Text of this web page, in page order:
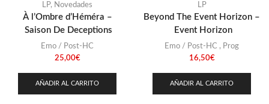
LP, Novedades
À l’Ombre d’Héméra –
Saison De Deceptions
Emo / Post-HC
25,00€
AÑADIR AL CARRITO
LP
Beyond The Event Horizon –
Event Horizon
Emo / Post-HC , Prog
16,50€
AÑADIR AL CARRITO